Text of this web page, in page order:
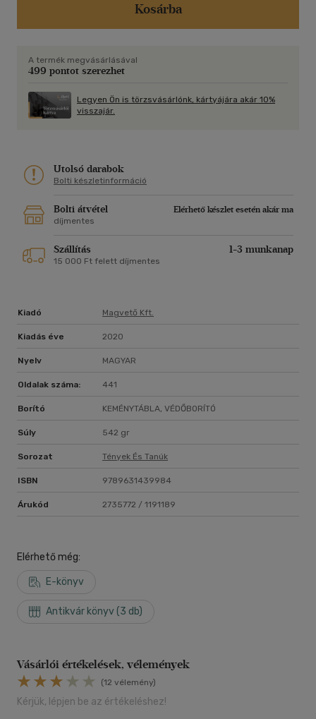
magyarázó jegyzetekkel és annotált névmutatóval együtt
Kosárba
A termék megvásárlásával
499 pontot szerezhet
Legyen Ön is törzsvásárlónk, kártyájára akár 10%
visszajár.
Utolsó darabok
Bolti készletinformáció
Bolti átvétel
Elérhető készlet esetén akár ma
díjmentes
Szállítás 1-3 munkanap
15 000 Ft felett díjmentes
Kiadó Magvető Kft.
Kiadás éve 2020
Nyelv MAGYAR
Oldalak száma: 441
Borító KEMÉNYTÁBLA, VÉDŐBORÍTÓ
Súly 542 gr
Sorozat Tények És Tanúk
ISBN 9789631439984
Árukód 2735772 / 1191189
Elérhető még:
E-könyv
Antikvár könyv (3 db)
Vásárlói értékelések, vélemények
(12 vélemény)
Kérjük, lépjen be az értékeléshez!